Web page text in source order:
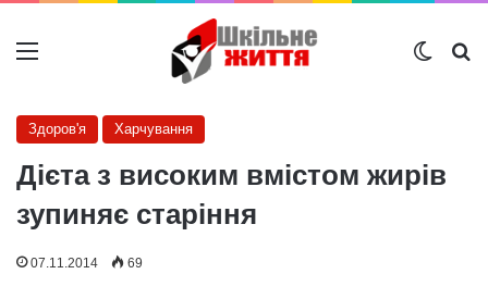
Меню
Здоров'я Харчування
Дієта з високим вмістом жирів
зупиняє старіння
07.11.2014 69